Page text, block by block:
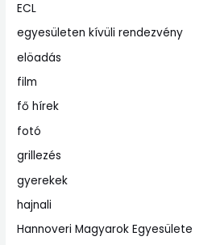
ECL
egyesületen kívüli rendezvény
elöadás
film
fő hírek
fotó
grillezés
gyerekek
hajnali
Hannoveri Magyarok Egyesülete